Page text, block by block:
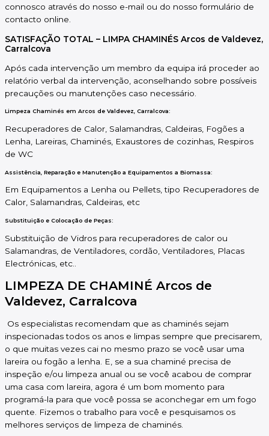
connosco através do nosso e-mail ou do nosso formulário de
contacto online.
SATISFAÇÃO TOTAL – LIMPA CHAMINÉS Arcos de Valdevez,
Carralcova
Após cada intervenção um membro da equipa irá proceder ao
relatório verbal da intervenção, aconselhando sobre possíveis
precauções ou manutenções caso necessário.
Limpeza Chaminés em Arcos de Valdevez, Carralcova:
Recuperadores de Calor, Salamandras, Caldeiras, Fogões a
Lenha, Lareiras, Chaminés, Exaustores de cozinhas, Respiros
de WC
Assistência, Reparação e Manutenção a Equipamentos a Biomassa:
Em Equipamentos a Lenha ou Pellets, tipo Recuperadores de
Calor, Salamandras, Caldeiras, etc
Substituição e Colocação de Peças:
Substituição de Vidros para recuperadores de calor ou
Salamandras, de Ventiladores, cordão, Ventiladores, Placas
Electrónicas, etc..
LIMPEZA DE CHAMINÉ Arcos de
Valdevez, Carralcova
Os especialistas recomendam que as chaminés sejam
inspecionadas todos os anos e limpas sempre que precisarem,
o que muitas vezes cai no mesmo prazo se você usar uma
lareira ou fogão a lenha. E, se a sua chaminé precisa de
inspeção e/ou limpeza anual ou se você acabou de comprar
uma casa com lareira, agora é um bom momento para
programá-la para que você possa se aconchegar em um fogo
quente. Fizemos o trabalho para você e pesquisamos os
melhores serviços de limpeza de chaminés.